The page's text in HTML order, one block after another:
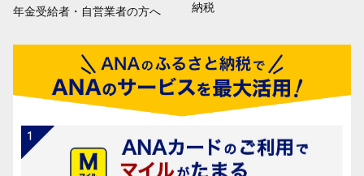
年金受給者・自営業者の方へ
納税